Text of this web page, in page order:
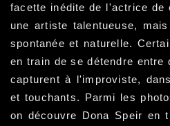
facette inédite de l'actrice de
une artiste talentueuse,
spontanée et naturelle.
en train de se détendre
capturent à l'improviste,
et touchants. Parmi les
on découvre Dona Speir en